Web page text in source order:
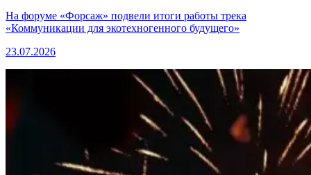
На форуме «Форсаж» подвели итоги работы трека
«Коммуникации для экотехногенного будущего»
23.07.2026